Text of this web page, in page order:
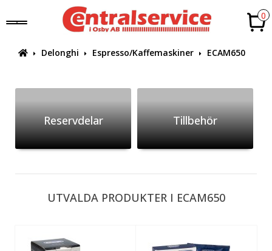
0
Delonghi Espresso/Kaffemaskiner ECAM650
Reservdelar Tillbehör
UTVALDA PRODUKTER I ECAM650